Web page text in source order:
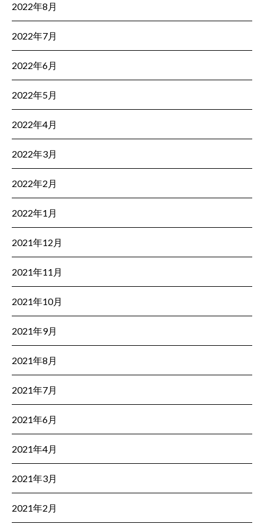
2022年8月
2022年7月
2022年6月
2022年5月
2022年4月
2022年3月
2022年2月
2022年1月
2021年12月
2021年11月
2021年10月
2021年9月
2021年8月
2021年7月
2021年6月
2021年4月
2021年3月
2021年2月